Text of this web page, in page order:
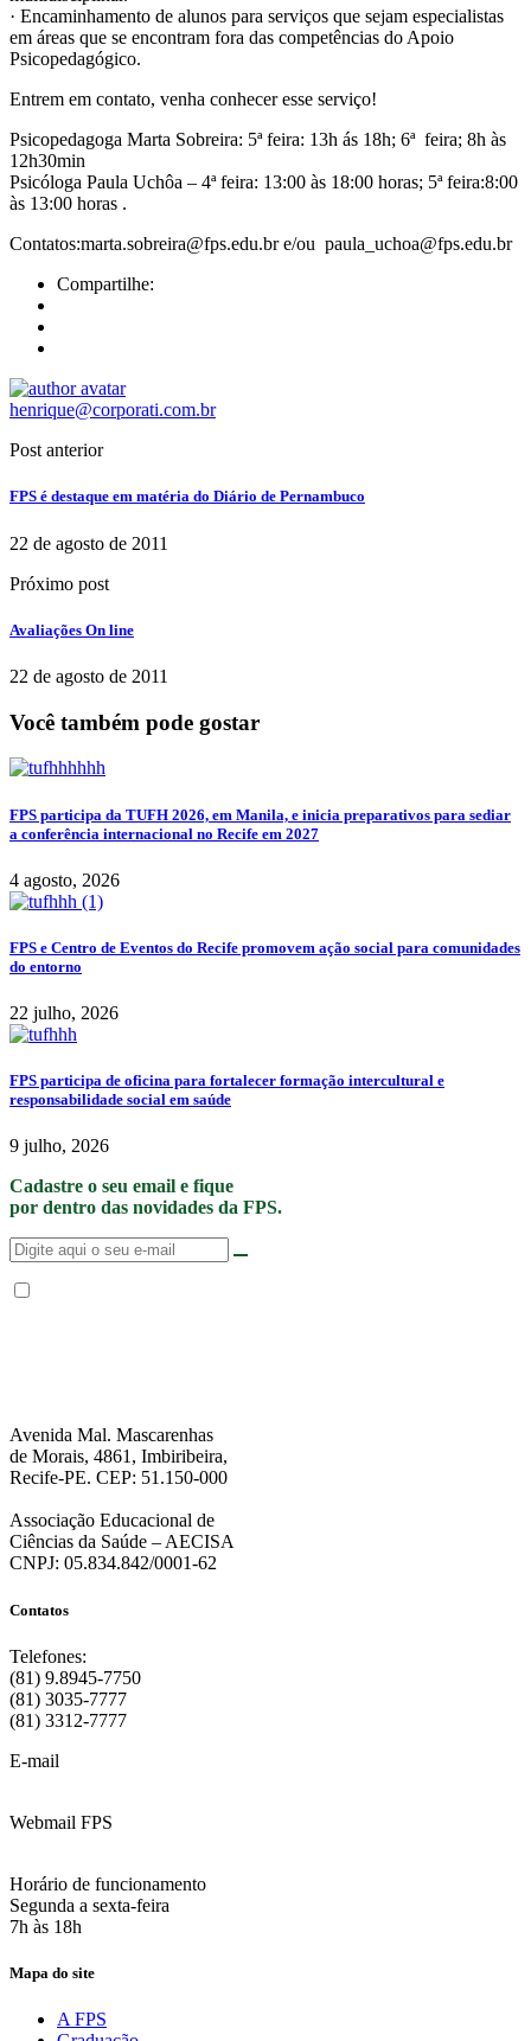
· Encaminhamento de alunos para serviços que sejam especialistas
em áreas que se encontram fora das competências do Apoio
Psicopedagógico.
Entrem em contato, venha conhecer esse serviço!
Psicopedagoga Marta Sobreira: 5ª feira: 13h ás 18h; 6ª feira; 8h às
12h30min
Psicóloga Paula Uchôa – 4ª feira: 13:00 às 18:00 horas; 5ª feira:8:00
às 13:00 horas .
Contatos:marta.sobreira@fps.edu.br e/ou paula_uchoa@fps.edu.br
Compartilhe:
henrique@corporati.com.br
Post anterior
FPS é destaque em matéria do Diário de Pernambuco
22 de agosto de 2011
Próximo post
Avaliações On line
22 de agosto de 2011
Você também pode gostar
FPS participa da TUFH 2026, em Manila, e inicia preparativos para sediar
a conferência internacional no Recife em 2027
4 agosto, 2026
FPS e Centro de Eventos do Recife promovem ação social para comunidades
do entorno
22 julho, 2026
FPS participa de oficina para fortalecer formação intercultural e
responsabilidade social em saúde
9 julho, 2026
Cadastre o seu email e fique
por dentro das novidades da FPS.
Avenida Mal. Mascarenhas
de Morais, 4861, Imbiribeira,
Recife-PE. CEP: 51.150-000
Associação Educacional de
Ciências da Saúde – AECISA
CNPJ: 05.834.842/0001-62
Contatos
Telefones:
(81) 9.8945-7750
(81) 3035-7777
(81) 3312-7777
E-mail
Webmail FPS
Horário de funcionamento
Segunda a sexta-feira
7h às 18h
Mapa do site
A FPS